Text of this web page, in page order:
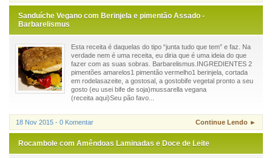
Sanduíche Vegano com Berinjela e pimentão Assado -
Barbarelismus
Esta receita é daquelas do tipo “junta tudo que tem” e faz. Na
verdade nem é uma receita, eu diria que é uma ideia do que
fazer com as suas sobras. Barbarelismus.INGREDIENTES 2
pimentões amarelos1 pimentão vermelho1 berinjela, cortada
em rodelasazeite, a gostosal, a gostobife vegetal pronto a seu
gosto (eu usei bife de soja)mussarella vegana
(receita aqui)Seu pão favo...
18 Nov 2015 - 0 Komentar Continue Lendo ►
Rocambole com Amêndoas Laminadas e Doce de Leite